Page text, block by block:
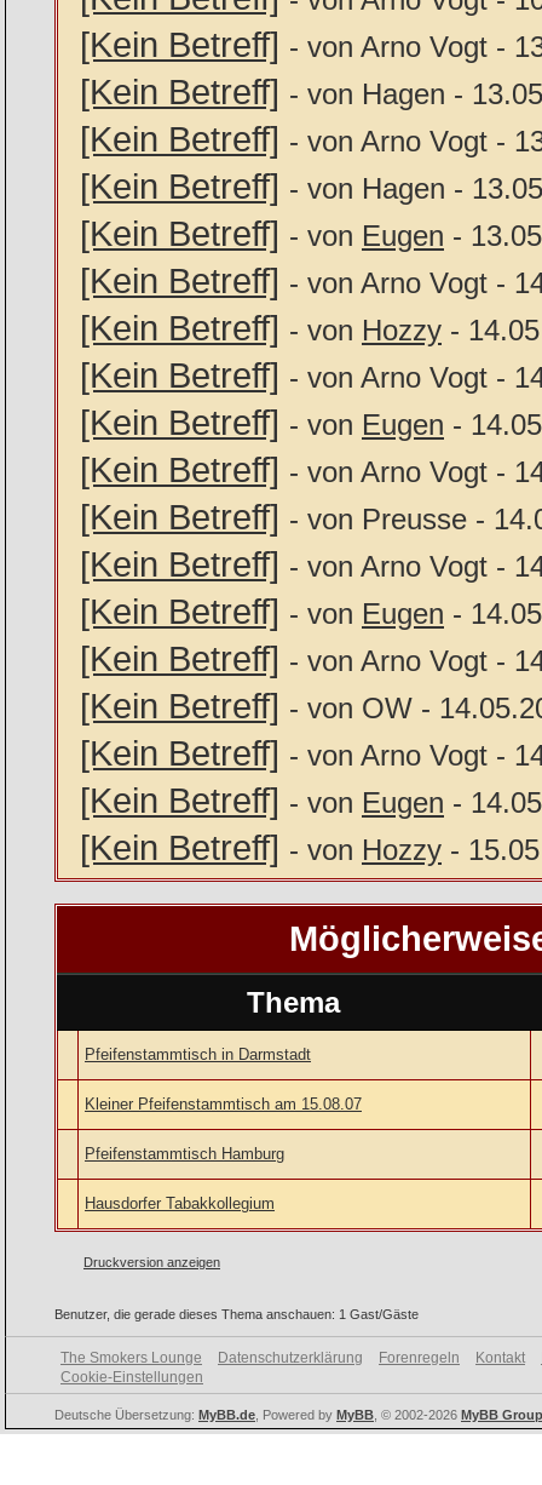
[Kein Betreff] - von Arno Vogt -
[Kein Betreff] - von Hagen -
[Kein Betreff] - von Arno Vogt -
[Kein Betreff] - von Hagen -
[Kein Betreff] - von Eugen -
[Kein Betreff] - von Arno Vogt -
[Kein Betreff] - von Hozzy -
[Kein Betreff] - von Arno Vogt -
[Kein Betreff] - von Eugen -
[Kein Betreff] - von Arno Vogt -
[Kein Betreff] - von Preusse -
[Kein Betreff] - von Arno Vogt -
[Kein Betreff] - von Eugen -
[Kein Betreff] - von Arno Vogt -
[Kein Betreff] - von OW -
[Kein Betreff] - von Arno Vogt -
[Kein Betreff] - von Eugen -
[Kein Betreff] - von Hozzy -
Thema
Pfeifenstammtisch in Darmstadt
Kleiner Pfeifenstammtisch am 15.08.07
Pfeifenstammtisch Hamburg
Hausdorfer Tabakkollegium
Druckversion anzeigen
Benutzer, die gerade dieses Thema anschauen: 1 Gast/Gäste
The Smokers Lounge Datenschutzerklärung Forenregeln Kontakt
Cookie-Einstellungen
Deutsche Übersetzung: MyBB.de , Powered by MyBB , © 2002-2026 MyBB Group